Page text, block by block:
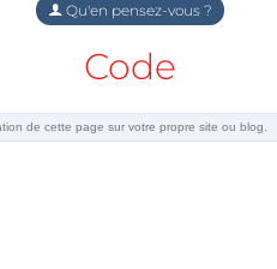
Qu'en pensez-vous ?
Code